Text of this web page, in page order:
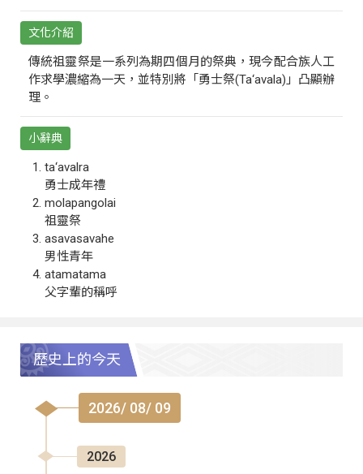
文化介紹
傳統祖靈祭是一系列為期四個月的祭典，現今配合族人工
作求學濃縮為一天，並特別將「勇士祭(Ta‘avala)」凸顯辦
理。
小辭典
ta‘avalra
勇士成年禮
molapangolai
祖靈祭
asavasavahe
男性青年
atamatama
父字輩的稱呼
歷史上的今天
2026/ 08/ 09
2026